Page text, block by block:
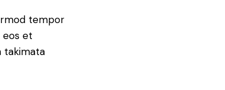
tempor
eos et
takimata